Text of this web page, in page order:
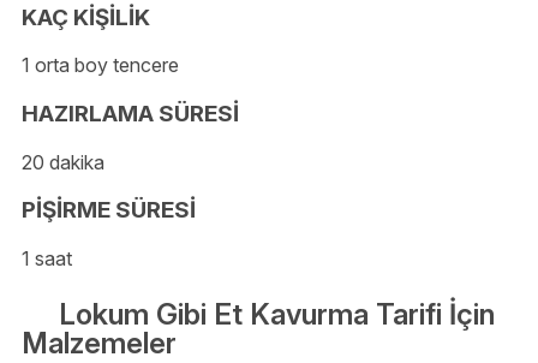
KAÇ KİŞİLİK
1 orta boy tencere
HAZIRLAMA SÜRESİ
20 dakika
PİŞİRME SÜRESİ
1 saat
Lokum Gibi Et Kavurma Tarifi İçin
Malzemeler